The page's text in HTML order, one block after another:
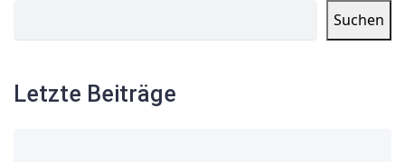
Suchen
Letzte Beiträge